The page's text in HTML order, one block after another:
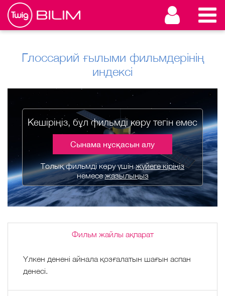
Глоссарий ғылыми фильмдерінің
индексі
Кешіріңіз, бұл фильмді көру тегін емес
Сынама нұсқасын алу
Толық фильмді көру үшінжүйеге кіріңіз
немесежазылыңыз
Фильм жайлы ақпарат
Үлкен денені айнала қозғалатын шағын аспан
денесі.